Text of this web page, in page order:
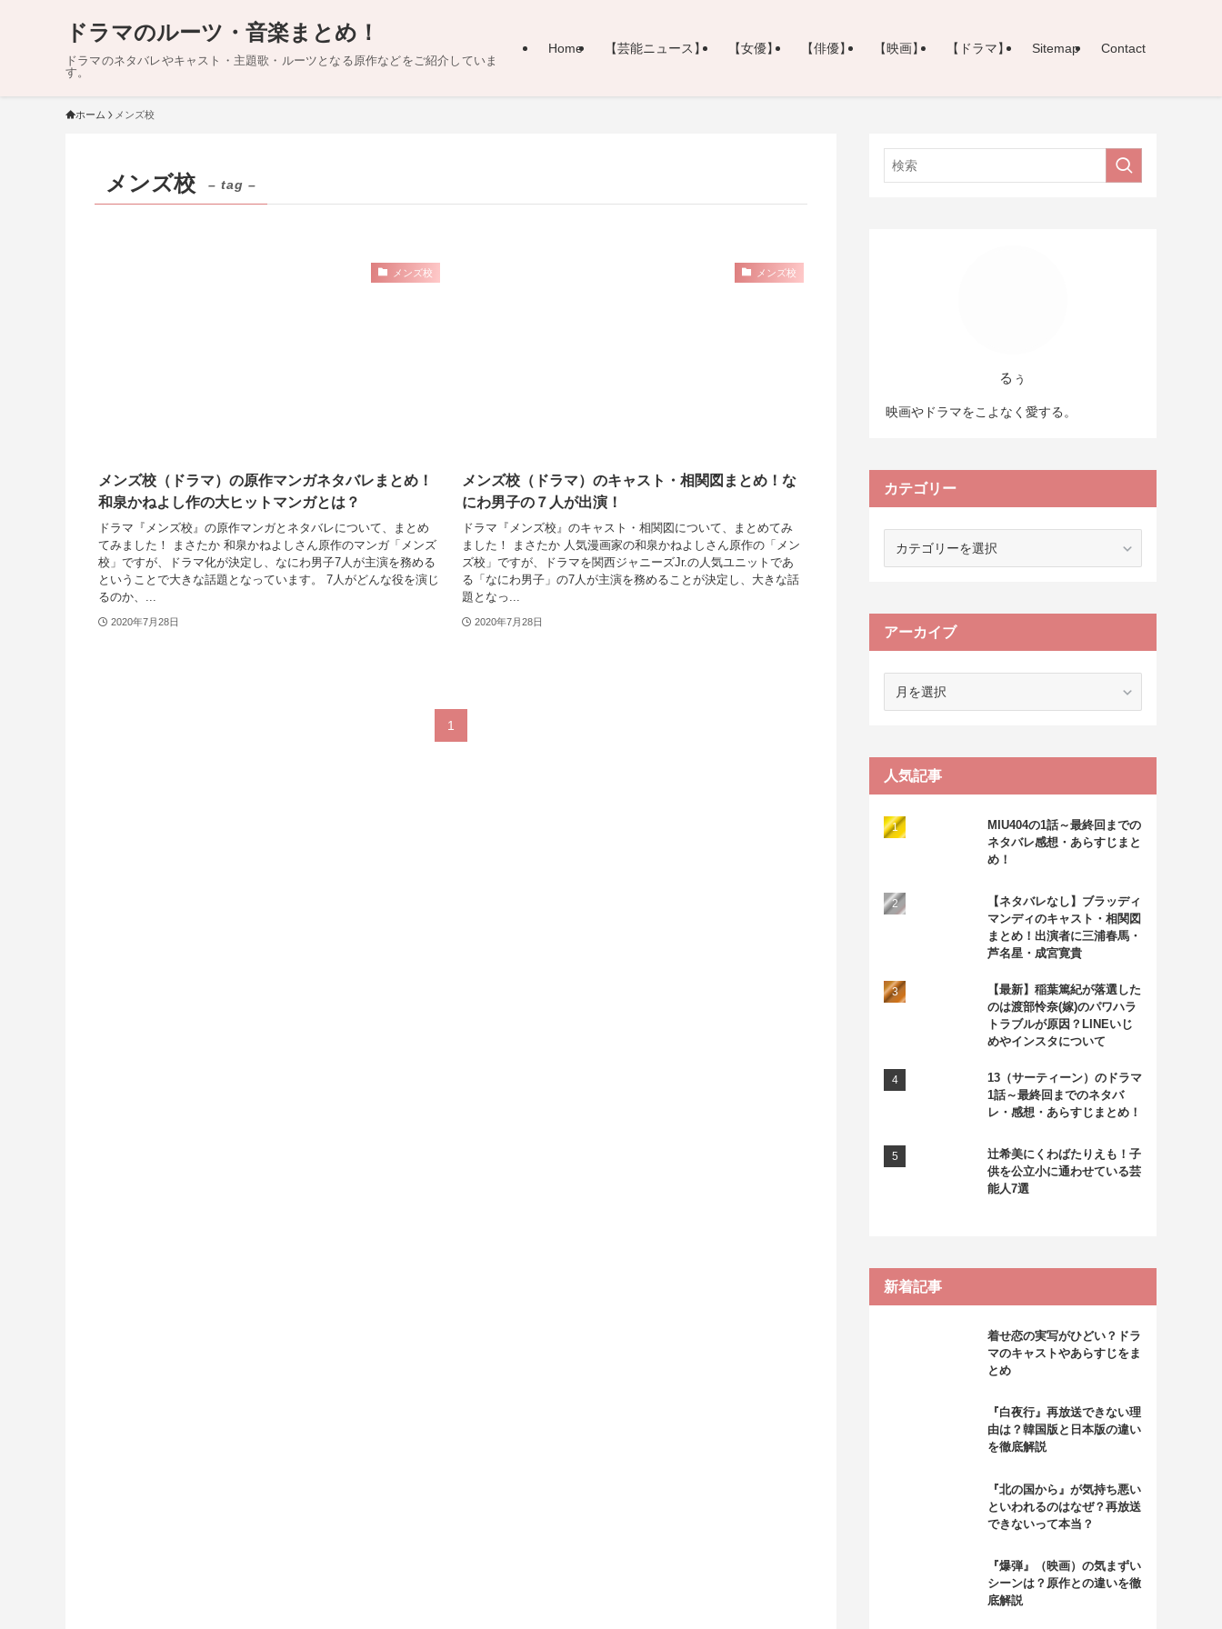
ドラマのルーツ・音楽まとめ！
ドラマのネタバレやキャスト・主題歌・ルーツとなる原作などをご紹介していま
す。
Home 【芸能ニュース】 【女優】 【俳優】 【映画】 【ドラマ】 Sitemap Contact
ホーム メンズ校
メンズ校 – tag –
メンズ校
メンズ校（ドラマ）の原作マンガネタバレまとめ！
和泉かねよし作の大ヒットマンガとは？
ドラマ『メンズ校』の原作マンガとネタバレについて、まとめ
てみました！ まさたか 和泉かねよしさん原作のマンガ「メンズ
校」ですが、ドラマ化が決定し、なにわ男子7人が主演を務める
ということで大きな話題となっています。 7人がどんな役を演じ
るのか、...
2020年7月28日
メンズ校
メンズ校（ドラマ）のキャスト・相関図まとめ！な
にわ男子の７人が出演！
ドラマ『メンズ校』のキャスト・相関図について、まとめてみ
ました！ まさたか 人気漫画家の和泉かねよしさん原作の「メン
ズ校」ですが、ドラマを関西ジャニーズJr.の人気ユニットであ
る「なにわ男子」の7人が主演を務めることが決定し、大きな話
題となっ...
2020年7月28日
1
るぅ
映画やドラマをこよなく愛する。
カテゴリー
ー
アーカイブ
ブ
人気記事
MIU404の1話～最終回までの
ネタバレ感想・あらすじまと
め！
【ネタバレなし】ブラッディ
マンディのキャスト・相関図
まとめ！出演者に三浦春馬・
芦名星・成宮寛貴
【最新】稲葉篤紀が落選した
のは渡部怜奈(嫁)のパワハラ
トラブルが原因？LINEいじ
めやインスタについて
13（サーティーン）のドラマ
1話～最終回までのネタバ
レ・感想・あらすじまとめ！
辻希美にくわばたりえも！子
供を公立小に通わせている芸
能人7選
新着記事
着せ恋の実写がひどい？ドラ
マのキャストやあらすじをま
とめ
『白夜行』再放送できない理
由は？韓国版と日本版の違い
を徹底解説
『北の国から』が気持ち悪い
といわれるのはなぜ？再放送
できないって本当？
『爆弾』（映画）の気まずい
シーンは？原作との違いを徹
底解説